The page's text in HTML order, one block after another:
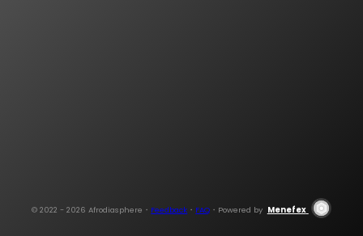
© 2022 -2026 Afrodiasphere・ Feedback ・ FAQ ・Powered by Menefex